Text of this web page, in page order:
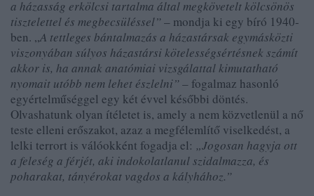
a házasság erkölcsi tartalma által megkövetelt kölcsönös
tisztelettel és megbecsüléssel” – mondja ki egy bíró 1940-
ben. „A tettleges bántalmazás a házastársak egymásközti
viszonyában súlyos házastársi kötelességsértésnek számít
akkor is, ha annak anatómiai vizsgálattal kimutatható
nyomait utóbb nem lehet észlelni” – fogalmaz hasonló
egyértelműséggel egy két évvel későbbi döntés.
Olvashatunk olyan ítéletet is, amely a nem közvetlenül a nő
teste elleni erőszakot, azaz a megfélemlítő viselkedést, a
lelki terrort is válóokként fogadja el: „Jogosan hagyja ott
a feleség a férjét, aki indokolatlanul szidalmazza, és
poharakat, tányérokat vagdos a kályhához.”